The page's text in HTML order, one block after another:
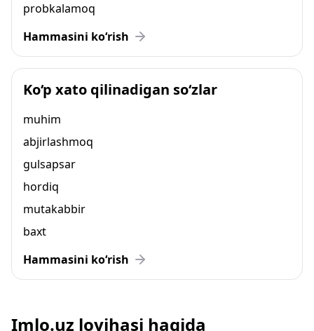
probkalamoq
Hammasini ko‘rish
Ko‘p xato qilinadigan so‘zlar
muhim
abjirlashmoq
gulsapsar
hordiq
mutakabbir
baxt
Hammasini ko‘rish
Imlo.uz loyihasi haqida